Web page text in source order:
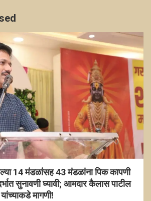
14 मंडळांसह 43 मंडळांना पिक कापणी
सुनावणी घ्यावी; आमदार कैलास पाटील
मागणी!